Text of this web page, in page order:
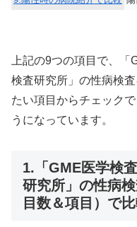
上記の9つの項目で、
検査研究所」の性病検
たい項目からチェック
うになっています。
1.「GME医学検
研究所」の性病
目数＆項目）で比